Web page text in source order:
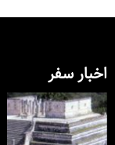
اخبار سفر